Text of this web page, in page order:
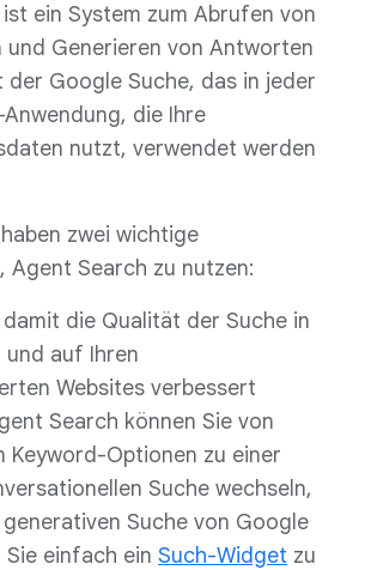
ein System zum Abrufen von
Generieren von Antworten
der Google Suche, das in jeder
die Ihre
nutzt, verwendet werden
zwei wichtige
Agent Search zu nutzen:
damit die Qualität der Suche in
und auf Ihren
Websites verbessert
Search können Sie von
Keyword-Optionen zu einer
Suche wechseln,
Suche von Google
einfach ein Such-Widget zu